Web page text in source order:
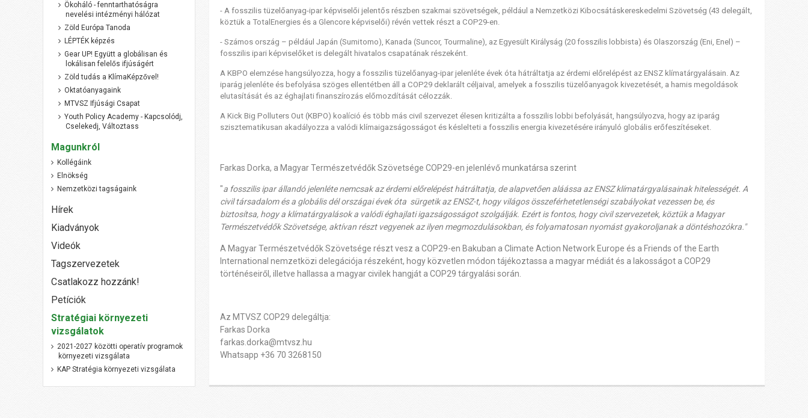
- A fosszilis tüzelőanyag-ipar képviselői jelentős részben szakmai szövetségek, például a Nemzetközi Kibocsátáskereskedelmi Szövetség (43 delegált,
köztük aTotalEnergies és a Glencore képviselői) révén vettek részt a COP29-en.
- Számos ország – például Japán (Sumitomo), Kanada (Suncor, Tourmaline), az Egyesült Királyság (20 fosszilis lobbista) és Olaszország (Eni, Enel) –
fosszilis ipari képviselőket is delegált hivatalos csapatának részeként.
A KBPO elemzése hangsúlyozza, hogy a fosszilis tüzelőanyag-ipar jelenléte évek óta hátráltatja az érdemi előrelépést az ENSZ klímatárgyalásain. Az
iparág jelenléte és befolyása szöges ellentétben áll a COP29 deklarált céljaival, amelyek a fosszilis tüzelőanyagok kivezetését, a hamis megoldások
elutasítását és az éghajlati finanszírozás előmozdítását célozzák.
AKick BigPolluters Out (KBPO) koalíció és több más civil szervezet élesen kritizálta a fosszilis lobbi befolyását, hangsúlyozva, hogy az iparág
szisztematikusan akadályozza a valódi klímaigazságosságot és késlelteti a fosszilis energia kivezetésére irányuló globális erőfeszítéseket.
Farkas Dorka, a Magyar Természetvédők Szövetsége COP29-en jelenlévő munkatársa szerint
"a fosszilis ipar állandó jelenléte nemcsak az érdemi előrelépést hátráltatja, de alapvetően aláássa az ENSZ klímatárgyalásainak hitelességét. A
civil társadalom és a globális dél országai évek óta sürgetik az ENSZ-t, hogy világos összeférhetetlenségi szabályokat vezessen be, és
biztosítsa, hogy a klímatárgyalások a valódi éghajlati igazságosságot szolgálják. Ezért is fontos, hogy civil szervezetek, köztük a Magyar
Természetvédők Szövetsége, aktívan részt vegyenek az ilyen megmozdulásokban, és folyamatosan nyomást gyakoroljanak a döntéshozókra."
A Magyar Természetvédők Szövetsége részt vesz a COP29-en Bakuban aClimate Action Network Europe és a Friends ofthe Earth
International nemzetközi delegációja részeként, hogy közvetlen módon tájékoztassa a magyar médiát és a lakosságot a COP29
történéseiről, illetve hallassa a magyar civilek hangját a COP29 tárgyalási során.
Az MTVSZ COP29 delegáltja:
Farkas Dorka
farkas.dorka@mtvsz.hu
Whatsapp +36 70 3268150
Ökoháló - fenntarthatóságra
nevelési intézményi hálózat
Zöld Európa Tanoda
LÉPTÉK képzés
Gear UP! Együtt a globálisan és
lokálisan felelős ifjúságért
Zöld tudás a KlímaKépzővel!
Oktatóanyagaink
MTVSZ Ifjúsági Csapat
Youth Policy Academy - Kapcsolódj,
Cselekedj, Változtass
Magunkról
Kollégáink
Elnökség
Nemzetközi tagságaink
Hírek
Kiadványok
Videók
Tagszervezetek
Csatlakozz hozzánk!
Petíciók
Stratégiai környezeti
vizsgálatok
2021-2027 közötti operatív programok
környezeti vizsgálata
KAP Stratégia környezeti vizsgálata